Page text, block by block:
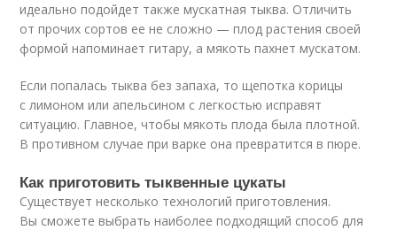
идеально подойдет также мускатная тыква. Отличить
от прочих сортов ее не сложно — плод растения своей
формой напоминает гитару, а мякоть пахнет мускатом.
Если попалась тыква без запаха, то щепотка корицы
с лимоном или апельсином с легкостью исправят
ситуацию. Главное, чтобы мякоть плода была плотной.
В противном случае при варке она превратится в пюре.
Как приготовить тыквенные цукаты
Существует несколько технологий приготовления.
Вы сможете выбрать наиболее подходящий способ для